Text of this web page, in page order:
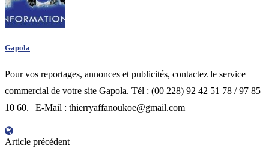
Gapola
Pour vos reportages, annonces et publicités, contactez le service
commercial de votre site Gapola. Tél : (00 228) 92 42 51 78 / 97 85
10 60. | E-Mail : thierryaffanoukoe@gmail.com
Article précédent